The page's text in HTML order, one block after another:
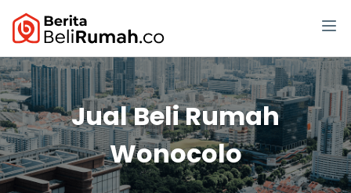
Jual Beli Rumah
Wonocolo